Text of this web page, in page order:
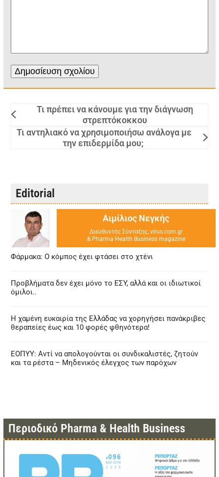
Τι πρέπει να κάνουμε για την διάγνωση
στρεπτόκοκκου
Τι αντηλιακό να χρησιμοποιήσω ανάλογα με
την επιδερμίδα μου;
Editorial
Αιμίλιος Νεγκής
Διευθυντής Σύνταξης, virus.com.gr
& Pharma Health Business magazine
Φάρμακα: Ο κόμπος έχει φτάσει στο χτένι
Προβλήματα δεν έχει μόνο το ΕΣΥ, αλλά και οι ιδιωτικοί
όμιλοι..
Η χαμένη ευκαιρία της Ελλάδας να χορηγήσει πανάκριβες
θεραπείες έως και 10 φορές φθηνότερα!
ΕΟΠΥΥ: Αντί να απολογούνται οι συνδικαλιστές, ζητούν
και τα ρέστα – Μηδενικός έλεγχος των παρόχων
Περιοδικό Pharma & Health Business